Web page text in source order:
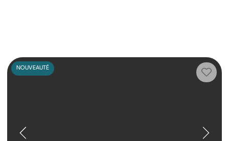
NOUVEAUTÉ